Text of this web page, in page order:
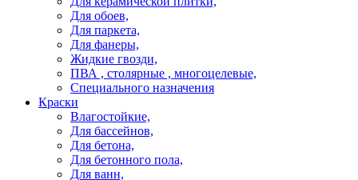
Для обоев,
Для паркета,
Для фанеры,
Жидкие гвозди,
ПВА , столярные , многоцелевые,
Специального назначения
Краски
Влагостойкие,
Для бассейнов,
Для бетона,
Для бетонного пола,
Для ванн,